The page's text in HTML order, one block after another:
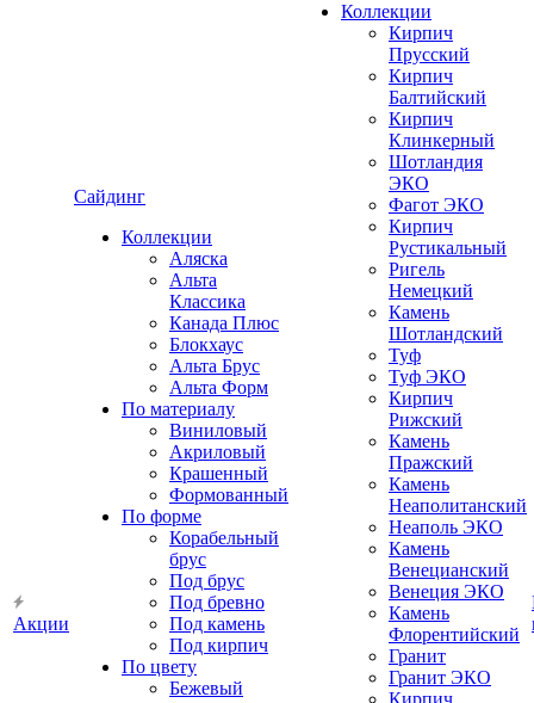
Акции
Сайдинг
Коллекции
Аляска
Альта
Классика
Канада Плюс
Блокхаус
Альта Брус
Альта Форм
По материалу
Виниловый
Акриловый
Крашенный
Формованный
По форме
Корабельный
брус
Под брус
Под бревно
Под камень
Под кирпич
По цвету
Бежевый
Коллекции
Кирпич
Прусский
Кирпич
Балтийский
Кирпич
Клинкерный
Шотландия
ЭКО
Фагот ЭКО
Кирпич
Рустикальный
Ригель
Немецкий
Камень
Шотландский
Туф
Туф ЭКО
Кирпич
Рижский
Камень
Пражский
Камень
Неаполитанский
Неаполь ЭКО
Камень
Венецианский
Венеция ЭКО
Камень
Флорентийский
Гранит
Гранит ЭКО
Кирпич